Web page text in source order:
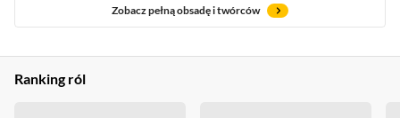
Zobacz pełną obsadę i twórców
Ranking ról